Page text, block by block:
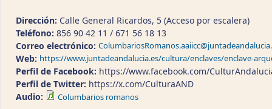
Dirección: Calle General Ricardos, 5 (Acceso por escalera)
Teléfono: 856 90 42 11 / 671 56 18 13
Correo electrónico:
Web: https://www.juntadeandalucia.es/cultura/enclaves/enclave-
Perfil de Facebook: https://www.facebook.com/
Perfil de Twitter: https://x.com/CulturaAND
Audio:
Columbarios romanos